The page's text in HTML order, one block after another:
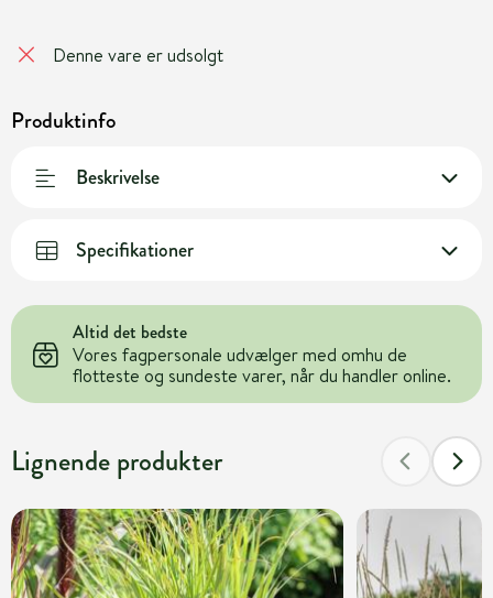
Denne vare er udsolgt
Produktinfo
Beskrivelse
Specifikationer
Altid det bedste
Vores fagpersonale udvælger med omhu de
flotteste og sundeste varer, når du handler online.
Lignende produkter